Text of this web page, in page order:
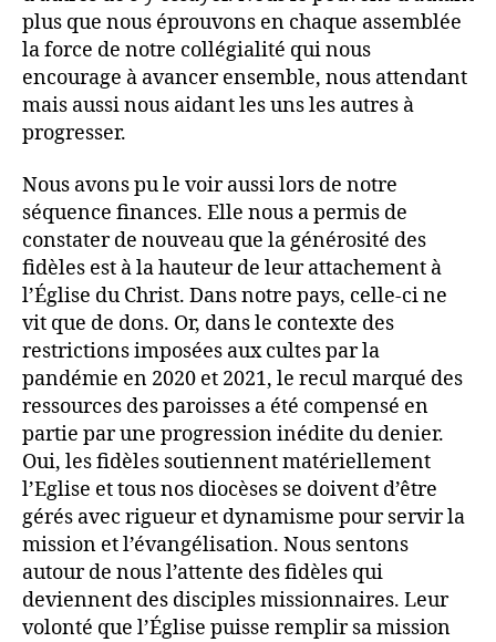
plus que nous éprouvons en chaque assemblée
la force de notre collégialité qui nous
encourage à avancer ensemble, nous attendant
mais aussi nous aidant les uns les autres à
progresser.
Nous avons pu le voir aussi lors de notre
séquence finances. Elle nous a permis de
constater de nouveau que la générosité des
fidèles est à la hauteur de leur attachement à
l’Église du Christ. Dans notre pays, celle-ci ne
vit que de dons. Or, dans le contexte des
restrictions imposées aux cultes par la
pandémie en 2020 et 2021, le recul marqué des
ressources des paroisses a été compensé en
partie par une progression inédite du denier.
Oui, les fidèles soutiennent matériellement
l’Eglise et tous nos diocèses se doivent d’être
gérés avec rigueur et dynamisme pour servir la
mission et l’évangélisation. Nous sentons
autour de nous l’attente des fidèles qui
deviennent des disciples missionnaires. Leur
volonté que l’Église puisse remplir sa mission